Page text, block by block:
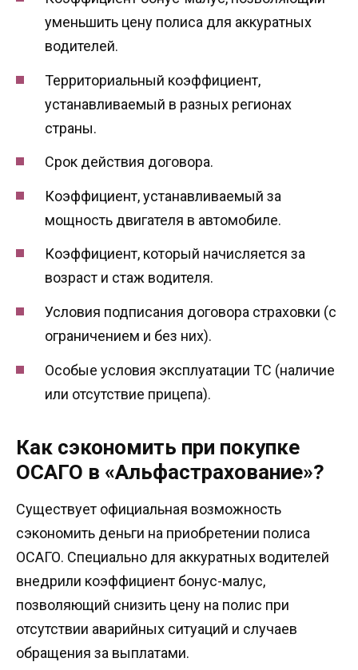
уменьшить цену полиса для аккуратных
водителей.
Территориальный коэффициент,
устанавливаемый в разных регионах
страны.
Срок действия договора.
Коэффициент, устанавливаемый за
мощность двигателя в автомобиле.
Коэффициент, который начисляется за
возраст и стаж водителя.
Условия подписания договора страховки (с
ограничением и без них).
Особые условия эксплуатации ТС (наличие
или отсутствие прицепа).
Как сэкономить при покупке
ОСАГО в «Альфастрахование»?
Существует официальная возможность
сэкономить деньги на приобретении полиса
ОСАГО. Специально для аккуратных водителей
внедрили коэффициент бонус-малус,
позволяющий снизить цену на полис при
отсутствии аварийных ситуаций и случаев
обращения за выплатами.